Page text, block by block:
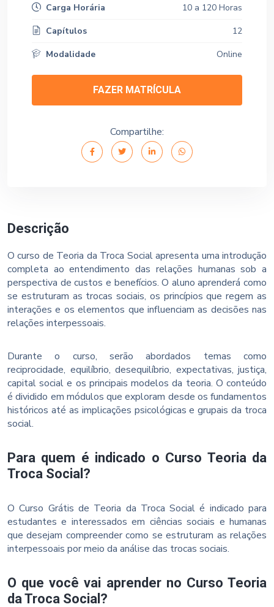
Descrição
O curso de Teoria da Troca Social apresenta uma introdução
completa ao entendimento das relações humanas sob a
perspectiva de custos e benefícios. O aluno aprenderá como
se estruturam as trocas sociais, os princípios que regem as
interações e os elementos que influenciam as decisões nas
relações interpessoais.
Durante o curso, serão abordados temas como
reciprocidade, equilíbrio, desequilíbrio, expectativas, justiça,
capital social e os principais modelos da teoria. O conteúdo
é dividido em módulos que exploram desde os fundamentos
históricos até as implicações psicológicas e grupais da troca
social.
Para quem é indicado o Curso Teoria da
Troca Social?
O Curso Grátis de Teoria da Troca Social é indicado para
estudantes e interessados em ciências sociais e humanas
que desejam compreender como se estruturam as relações
interpessoais por meio da análise das trocas sociais.
O que você vai aprender no Curso Teoria
da Troca Social?
Carga Horária
10 a 120 Horas
Capítulos
12
Modalidade
Online
FAZER MATRÍCULA
Compartilhe: